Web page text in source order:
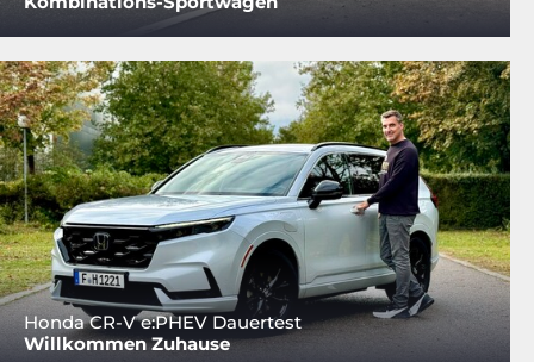
Honda CR-V e:PHEV Dauertest
Willkommen Zuhause